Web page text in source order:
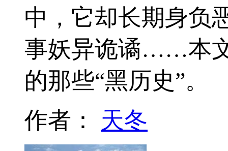
中，它却长期身负
事妖异诡谲……本
的那些“黑历史”。
作者： 天冬